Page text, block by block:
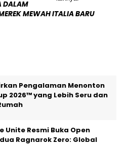
DALAM
MEWAH ITALIA BARU
Pengalaman Menonton
2026™ yang Lebih Seru dan
Unite Resmi Buka Open
Ragnarok Zero: Global